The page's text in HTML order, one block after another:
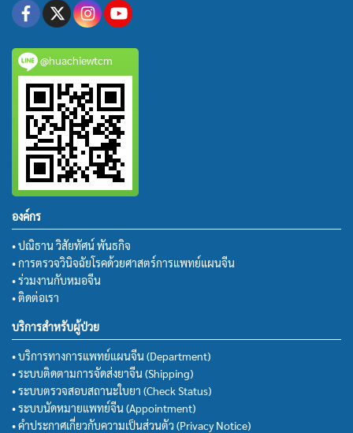
@huachiewtcm
องค์กร
• ปณิธาน วิสัยทัศน์ พันธกิจ
• การตรวจวินิจฉัยโรคด้วยศาสตร์การแพทย์แผนจีน
• ร่วมงานกับหมอจีน
• ติดต่อเรา
บริการสำหรับผู้ป่วย
• บริการทางการแพทย์แผนจีน (Department)
• ระบบติดตามการจัดส่งยาจีน (Shipping)
• ระบบตรวจสอบสถานะใบยา (Check Status)
• ระบบนัดหมายแพทย์จีน (Appointment)
• คำประกาศเกี่ยวกับความเป็นส่วนตัว (Privacy Notice)